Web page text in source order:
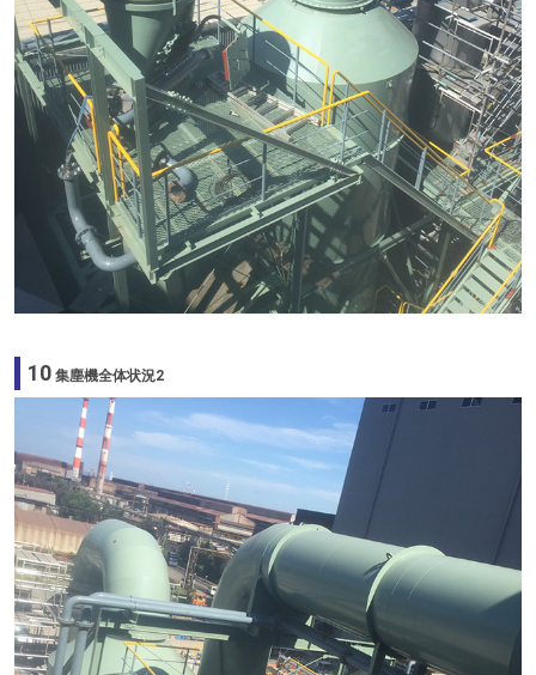
10 集塵機全体状況2